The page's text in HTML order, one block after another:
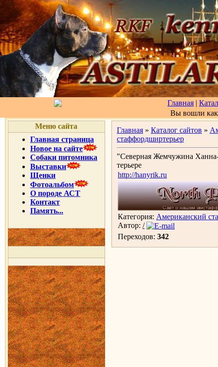
Главная |
Вы вошли
Меню сайта
Главная страница
Новое на сайте
Собаки питомника
Выставки
Щенки
Фотоальбом
О породе АСТ
Контакт
Память...
Главная » Каталог сайтов »
стаффордширтерьер
"Северная Жемчужина
терьере
http://hanyrik.ru
Категория: Американский
Автор: /
Переходов: 342